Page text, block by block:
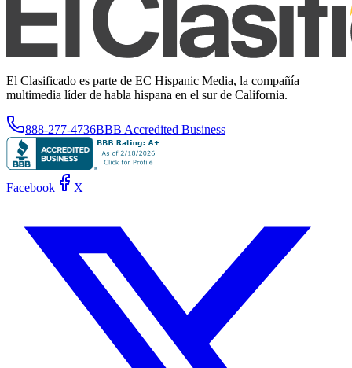
El Clasificado es parte de EC Hispanic Media, la compañía
multimedia líder de habla hispana en el sur de California.
888-277-4736BBB Accredited Business
Facebook X